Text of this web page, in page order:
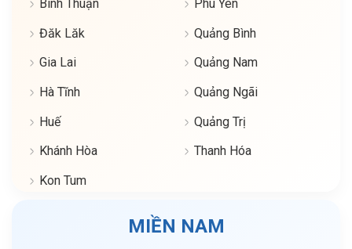
Bình Thuận
Đăk Lăk
Gia Lai
Hà Tĩnh
Huế
Khánh Hòa
Kon Tum
Phú Yên
Quảng Bình
Quảng Nam
Quảng Ngãi
Quảng Trị
Thanh Hóa
MIỀN NAM